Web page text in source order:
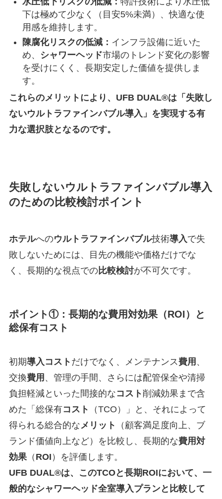
下は極めて少なく（目安5%未満）、快適な使
用感を維持します。
陳腐化リスクの低減： インフラ設備に近いた
め、
シャワーヘッド市場のトレンド変化の影響
を受けにくく、長期安定した価値を提供しま
す。
これらのメリットにより、UFB DUAL®は「失敗し
ないウルトラファインバブル導入」を実現する有
力な選択肢となるのです。
失敗しないウルトラファインバブル導入
のための比較検討ポイント
ホテルへのウルトラファインバブル技術導入で失
敗しないためには、目先の機能や価格だけでな
く、長期的な視点での比較検討が不可欠です。
ポイント①：長期的な費用対効果（ROI）と
総保有コスト
初期導入コスト だけでなく、メンテナンス費用 、
交換費用 、管理の手間、さらには配管保全や清掃
負担軽減といった間接的なコスト削減効果まで含
めた「総保有コスト
（TCO）」と、それによって
得られる総合的なメリット
（顧客満足度向上、ブ
ランド価値向上など）を比較し、長期的な費用対
効果（ ROI ）を評価します。
UFB DUAL®は、このTCOと長期ROIにおいて、一
般的なシャワーヘッド全室導入プランと比較して